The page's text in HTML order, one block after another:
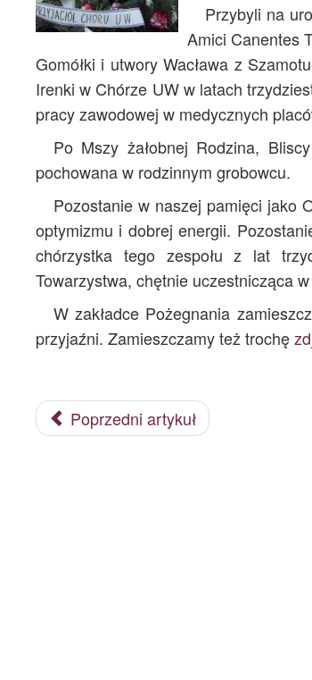
Przybyli na
Amici Canentes
Gomółki i utwory Wacława z
Irenki w Chórze UW w latach
pracy zawodowej w medycznych
Po Mszy żałobnej Rodzina,
pochowana w rodzinnym grobowcu.
Pozostanie w naszej pamięci jako
optymizmu i dobrej energii.
chórzystka tego zespołu z lat
Towarzystwa, chętnie uczestnicząca
W zakładce Pożegnania
przyjaźni. Zamieszczamy też trochę
Poprzedni artykuł